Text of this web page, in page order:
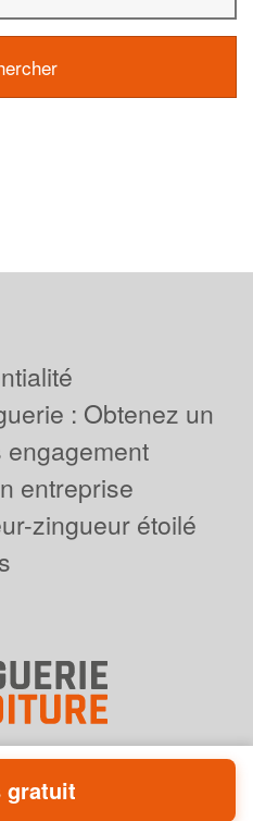
: Obtenez un
entreprise
zingueur étoilé
que pro
gratuit